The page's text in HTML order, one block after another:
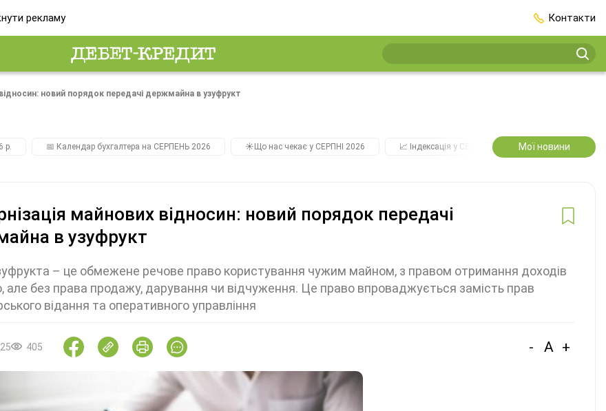
рекламу Контакти
новий порядок передачі держмайна в узуфрукт
р. 📅 Календар бухгалтера на СЕРПЕНЬ 2026 ☀️Що нас чекає у СЕРПНІ 2026 📈 Індексація у СЕРПНІ 2️⃣0️⃣2️⃣7️⃣ Усі
Мої новини
майнових відносин: новий порядок передачі
в узуфрукт
– це обмежене речове право користування чужим майном, з правом отримання доходів
але без права продажу, дарування чи відчуження. Це право впроваджується замість прав
відання та оперативного управління
405 - A +